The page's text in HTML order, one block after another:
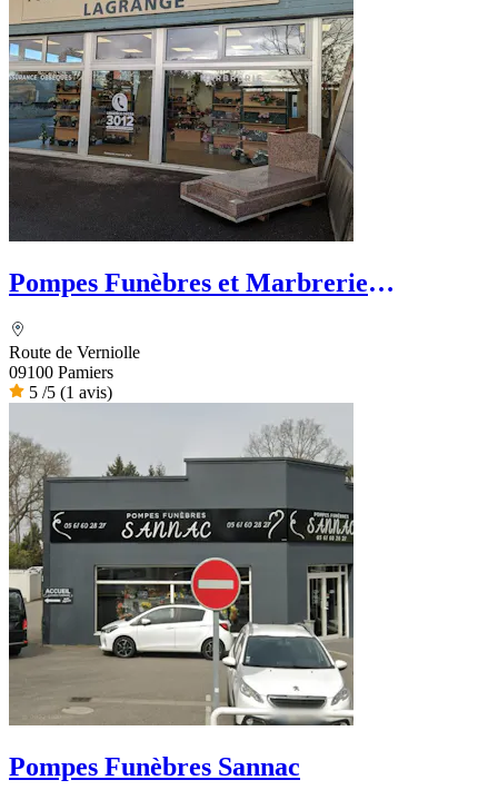
Pompes Funèbres et Marbrerie
Route de Verniolle
09100 Pamiers
5 /5 (1 avis)
Pompes Funèbres Sannac